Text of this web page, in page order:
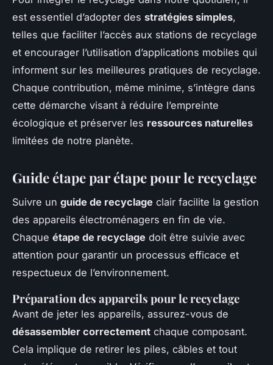
est essentiel d’adopter des stratégies simples,
telles que faciliter l’accès aux stations de recyclage
et encourager l’utilisation d’applications mobiles qui
informent sur les meilleures pratiques de recyclage.
Chaque contribution, même minime, s’intègre dans
cette démarche visant à réduire l’empreinte
écologique et préserver les ressources naturelles
limitées de notre planète.
Guide étape par étape pour le recyclage
Suivre un guide de recyclage clair facilite la gestion
des appareils électroménagers en fin de vie.
Chaque étape de recyclage doit être suivie avec
attention pour garantir un processus efficace et
respectueux de l’environnement.
Préparation des appareils pour le recyclage
Avant de jeter les appareils, assurez-vous de
désassembler correctement chaque composant.
Cela implique de retirer les piles, câbles et tout